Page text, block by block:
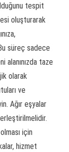
tespit
oluşturarak
süreç sadece
alanınızda taze
olarak
ve
Ağır eşyalar
için
hizmet